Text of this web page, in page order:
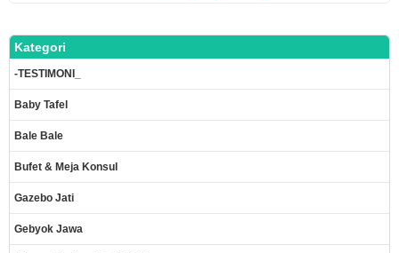
Kategori
-TESTIMONI_
Baby Tafel
Bale Bale
Bufet & Meja Konsul
Gazebo Jati
Gebyok Jawa